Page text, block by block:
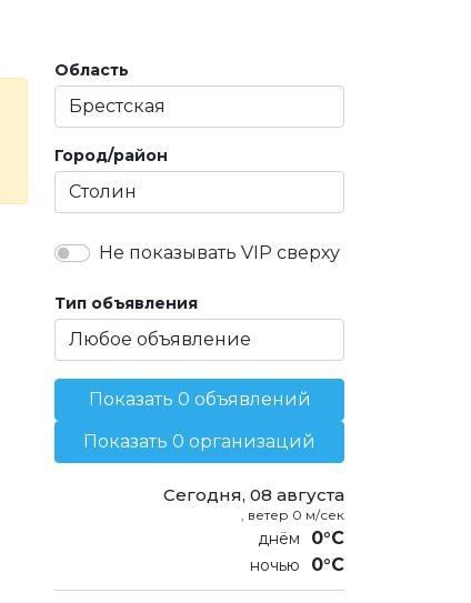
Область
Город/район
Не показывать VIP сверху
Тип объявления
Показать 0 объявлений
Показать 0 организаций
Сегодня, 08 августа
, ветер 0 м/сек
0°C
0°C